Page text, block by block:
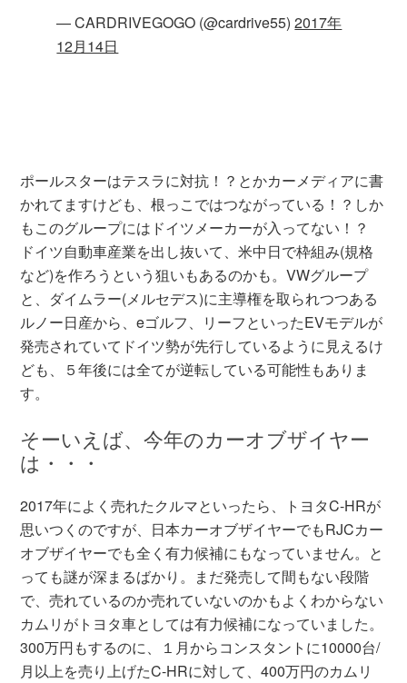
— CARDRIVEGOGO (@cardrive55)2017年
12月14日
ポールスターはテスラに対抗！？とかカーメディアに書
かれてますけども、根っこではつながっている！？しか
もこのグループにはドイツメーカーが入ってない！？
ドイツ自動車産業を出し抜いて、米中日で枠組み(規格
など)を作ろうという狙いもあるのかも。VWグループ
と、ダイムラー(メルセデス)に主導権を取られつつある
ルノー日産から、eゴルフ、リーフといったEVモデルが
発売されていてドイツ勢が先行しているように見えるけ
ども、５年後には全てが逆転している可能性もありま
す。
そーいえば、今年のカーオブザイヤー
は・・・
2017年によく売れたクルマといったら、トヨタC-HRが
思いつくのですが、日本カーオブザイヤーでもRJCカー
オブザイヤーでも全く有力候補にもなっていません。と
っても謎が深まるばかり。まだ発売して間もない段階
で、売れているのか売れていないのかもよくわからない
カムリがトヨタ車としては有力候補になっていました。
300万円もするのに、１月からコンスタントに10000台/
月以上を売り上げたC-HRに対して、400万円のカムリ